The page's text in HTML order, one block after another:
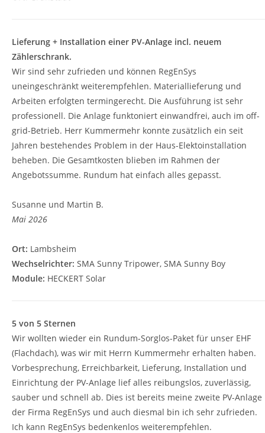
Lieferung + Installation einer PV-Anlage incl. neuem
Zählerschrank.
Wir sind sehr zufrieden und können RegEnSys
uneingeschränkt weiterempfehlen. Materiallieferung und
Arbeiten erfolgten termingerecht. Die Ausführung ist sehr
professionell. Die Anlage funktoniert einwandfrei, auch im off-
grid-Betrieb. Herr Kummermehr konnte zusätzlich ein seit
Jahren bestehendes Problem in der Haus-Elektoinstallation
beheben. Die Gesamtkosten blieben im Rahmen der
Angebotssumme. Rundum hat einfach alles gepasst.
Susanne und Martin B.
Mai 2026
Ort: Lambsheim
Wechselrichter: SMA Sunny Tripower, SMA Sunny Boy
Module: HECKERT Solar
5 von 5 Sternen
Wir wollten wieder ein Rundum-Sorglos-Paket für unser EHF
(Flachdach), was wir mit Herrn Kummermehr erhalten haben.
Vorbesprechung, Erreichbarkeit, Lieferung, Installation und
Einrichtung der PV-Anlage lief alles reibungslos, zuverlässig,
sauber und schnell ab. Dies ist bereits meine zweite PV-Anlage
der Firma RegEnSys und auch diesmal bin ich sehr zufrieden.
Ich kann RegEnSys bedenkenlos weiterempfehlen.